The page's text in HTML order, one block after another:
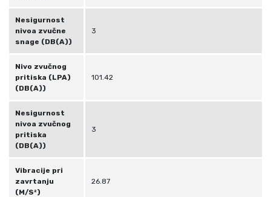
Nesigurnost
nivoa zvučne
snage (DB(A))
3
Nivo zvučnog
pritiska (LPA)
(DB(A))
101.42
Nesigurnost
nivoa zvučnog
pritiska
(DB(A))
3
Vibracije pri
zavrtanju
(M/S²)
26.87